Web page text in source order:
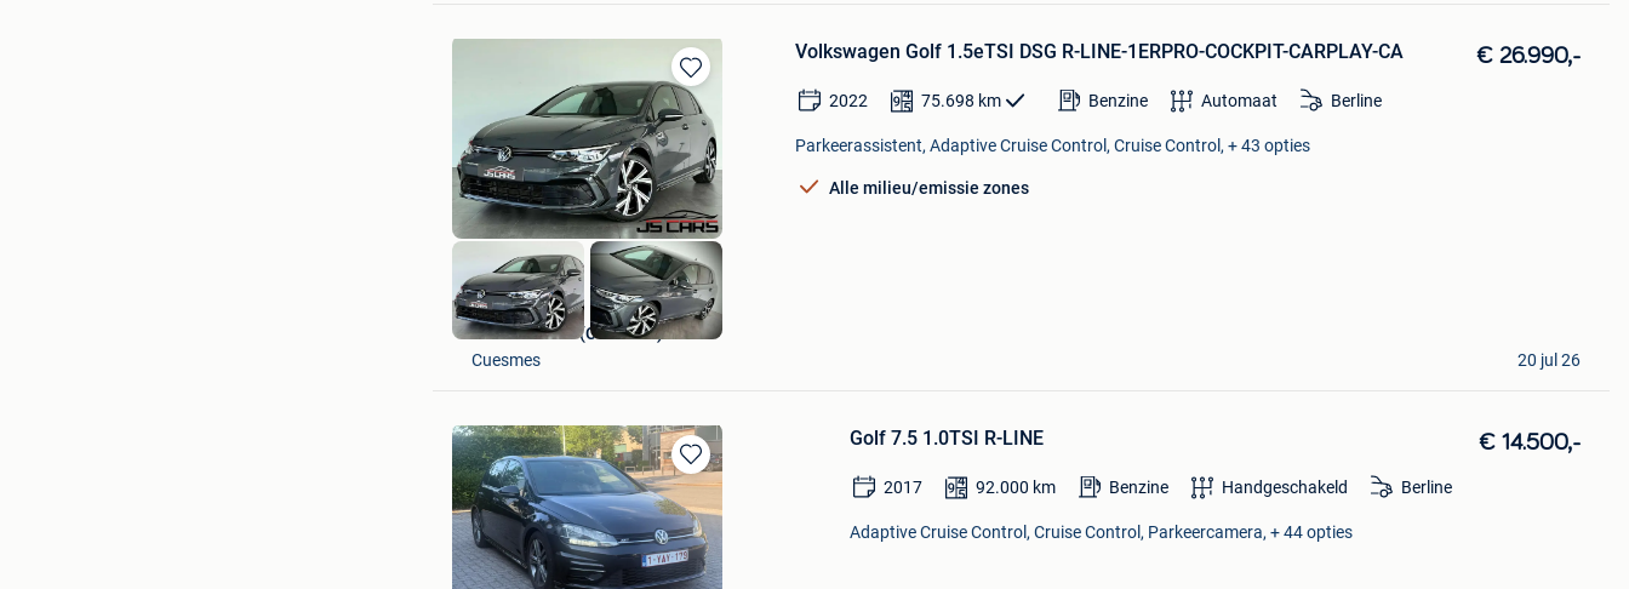
Bewaren
in
Mijn
Favorieten
Volkswagen Golf 1.5eTSI DSG R-LINE-1ERPRO-COCKPIT-CARPLAY-CA € 26.990,-
2022 75.698 km Benzine Automaat Berline
Parkeerassistent, Adaptive Cruise Control, Cruise Control, + 43 opties
Alle milieu/emissie zones
JS Cars Mons (Cuesmes)
Cuesmes
20 jul 26
Bewaren
in
Mijn
Favorieten
Golf 7.5 1.0TSI R-LINE € 14.500,-
2017 92.000 km Benzine Handgeschakeld Berline
Adaptive Cruise Control, Cruise Control, Parkeercamera, + 44 opties